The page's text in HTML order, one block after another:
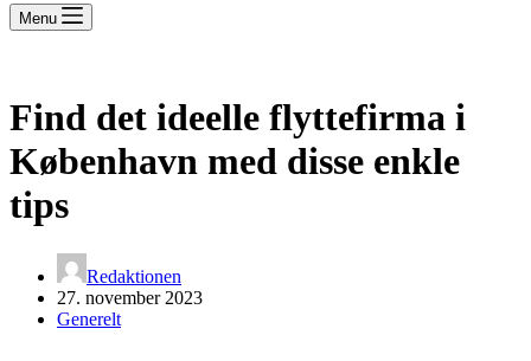
Menu
Find det ideelle flyttefirma i
København med disse enkle
tips
Redaktionen
27. november 2023
Generelt